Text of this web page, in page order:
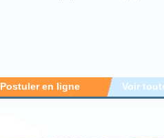
Voir
Postuler en ligne